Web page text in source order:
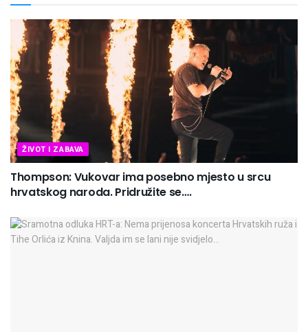
ŽIVOT I ZABAVA
Thompson: Vukovar ima posebno mjesto u srcu
hrvatskog naroda. Pridružite se….